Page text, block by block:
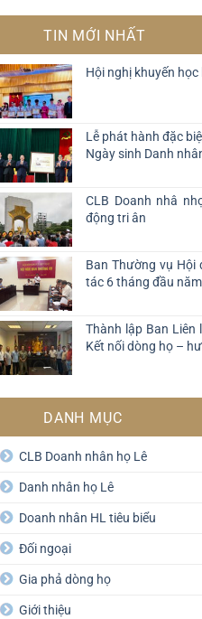
TIN MỚI NHẤT
Hội nghị khuyến
Lễ phát hành đặc
Ngày sinh Danh
CLB Doanh nhâ
động tri ân
Ban Thường vụ Hội
tác 6 tháng đầu
Thành lập Ban Liên
Kết nối dòng họ –
DANH MỤC
CLB Doanh nhân họ Lê
Danh nhân họ Lê
Doanh nhân HL tiêu biểu
Đối ngoại
Gia phả dòng họ
Giới thiệu